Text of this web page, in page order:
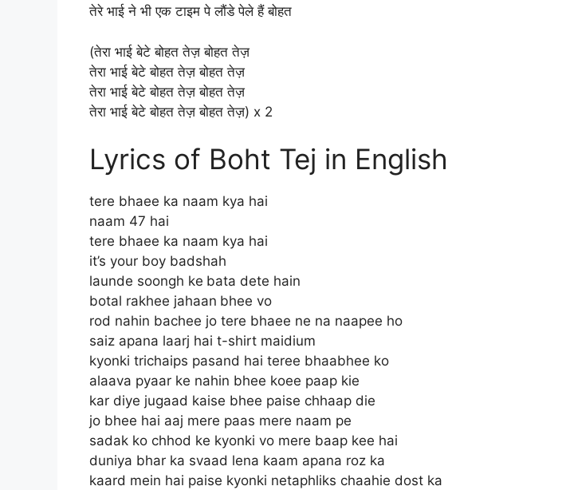
तेरे भाई ने भी एक टाइम पे लौंडे पेले हैं बोहत
(तेरा भाई बेटे बोहत तेज़ बोहत तेज़
तेरा भाई बेटे बोहत तेज़ बोहत तेज़
तेरा भाई बेटे बोहत तेज़ बोहत तेज़
तेरा भाई बेटे बोहत तेज़ बोहत तेज़) x 2
Lyrics of Boht Tej in English
tere bhaee ka naam kya hai
naam 47 hai
tere bhaee ka naam kya hai
it’s your boy badshah
launde soongh ke bata dete hain
botal rakhee jahaan bhee vo
rod nahin bachee jo tere bhaee ne na naapee ho
saiz apana laarj hai t-shirt maidium
kyonki trichaips pasand hai teree bhaabhee ko
alaava pyaar ke nahin bhee koee paap kie
kar diye jugaad kaise bhee paise chhaap die
jo bhee hai aaj mere paas mere naam pe
sadak ko chhod ke kyonki vo mere baap kee hai
duniya bhar ka svaad lena kaam apana roz ka
kaard mein hai paise kyonki netaphliks chaahie dost ka